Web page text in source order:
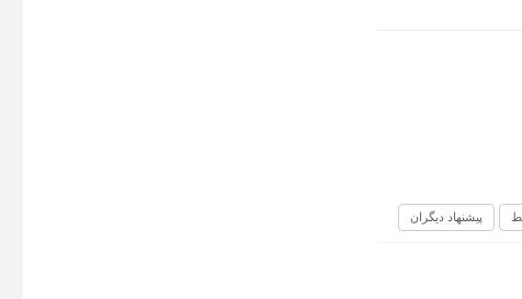
پیشنهاد دیگران